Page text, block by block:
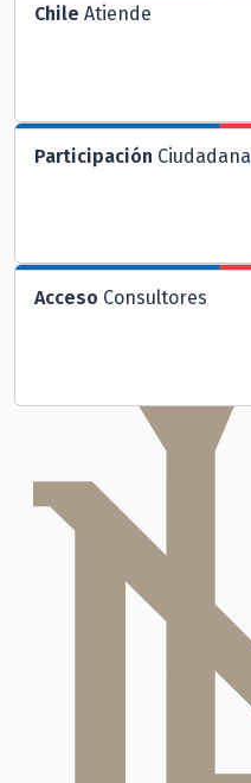
Chile Atiende
Participación Ciudadana
Acceso Consultores